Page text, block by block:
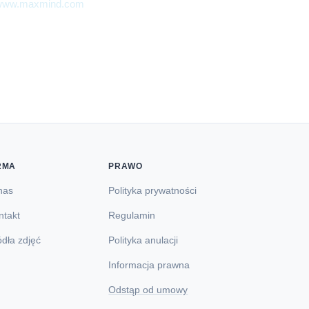
zdjęć
PRAWO
Polityka prywatności
Regulamin
Polityka anulacji
Informacja prawna
Odstąp od umowy